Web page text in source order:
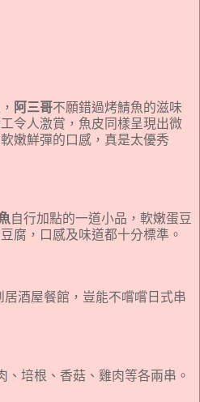
阿三哥不願錯過烤鯖魚的滋味
令人激賞，魚皮同樣呈現出微
嫩鮮彈的口感，真是太優秀
自行加點的一道小品，軟嫩蛋豆
腐，口感及味道都十分標準。
居酒屋餐館，豈能不嚐嚐日式串
、培根、香菇、雞肉等各兩串。